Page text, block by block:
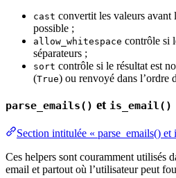
cast convertit les valeurs avant
possible ;
allow_whitespace contrôle si
séparateurs ;
sort contrôle si le résultat est
(True) ou renvoyé dans l’ordre
parse_emails() et is_email()
Section intitulée « parse_emails() et
Ces helpers sont couramment utilisés
email et partout où l’utilisateur peut